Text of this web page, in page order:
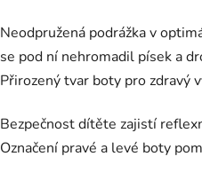
Neodpružená podrážka v
se pod ní nehromadil písek a
Přirozený tvar boty pro zdravý
Bezpečnost dítěte zajistí
Označení pravé a levé boty